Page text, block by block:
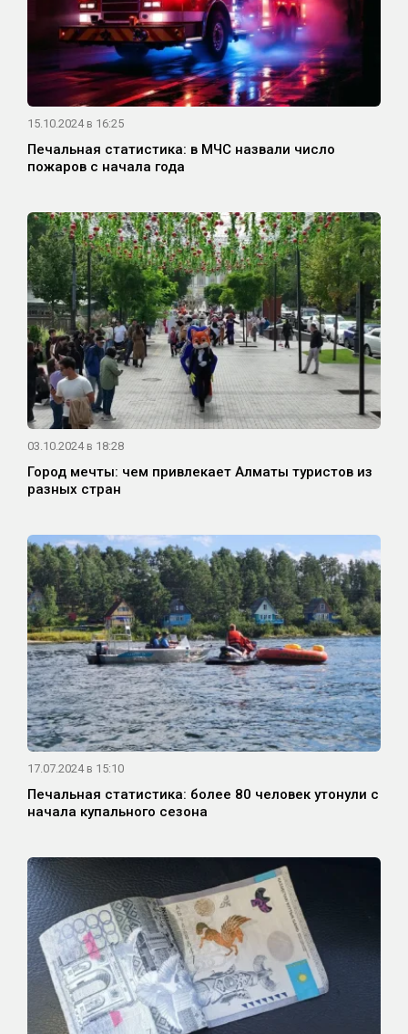
15.10.2024 в 16:25
Печальная статистика: в МЧС назвали число
пожаров с начала года
03.10.2024 в 18:28
Город мечты: чем привлекает Алматы туристов из
разных стран
17.07.2024 в 15:10
Печальная статистика: более 80 человек утонули с
начала купального сезона